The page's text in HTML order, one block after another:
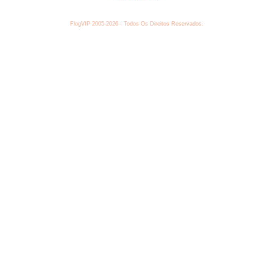
FlogVIP 2005-2026 - Todos Os Direitos Reservados.